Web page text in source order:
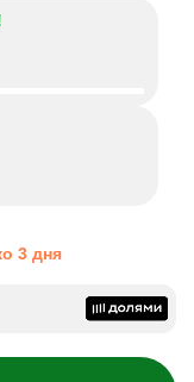
3 дня